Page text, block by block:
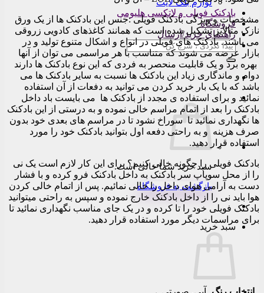
لوازم بلک لایت
بادکنک فویلی و لاتکسی هلیومی
فروشگاه
راهنمای خرید/ارسال
جستجو
برای:
سبد خرید شما خالی است.
بازگشت به فروشگاه
سبد خرید
مشخصات و ویژگی بادکنک فویلی :جنس این بادکنک ها از یک ورق
نازک متالایز تشکیل شده است که همانند کاغذهای کادویی زروقی
می باشند. بادکنک های فویلی در انواع و اشکال متنوع تولید و در
بازار عرضه می شوند که متناسب با هر مراسمی می توان از آنها
بهره برد و یک قابلیت منحصر به فردی که این نوع بادکنک ها دارند
دوام و ماندگاری زیاد این بادکنک ها نسبت به سایر بادکنک ها می
باشد که با یک بار خرید کردن می توانید به دفعات از آن استفاده
نمائید و برای استفاده ی مجدد از بادکنک ها می بایست باد داخل
بادکنک را بعد از اتمام مراسم خالی نموده و به درستی از این بادکنک
ها نگهداری نمائید تا سوراخ نشود تا در مراسم های بعدی خود بدون
صرف هزینه و به راحتی دفعه اول بتوانید بادکنک خود را مورد
استفاده قرار دهید.
بادکنک فویلی را چگونه خالی کنیم؟ برای این کار لازم است یک نی
را از محل سوپاپ سر بادکنک به داخل بادکنک فرو کرده و با فشار
دست به آرامی هوای داخل را خالی نمائیم. پس از اتمام خالی کردن
هوا باید نی را از داخل بادکنک خارج نموده و سپس به راحتی میتوانید
بادکنک فویلی خود را تا کرده و در یک جای مناسب نگهداری نمائید تا
برای مراسمات دیگر مورد استفاده قرار دهید.